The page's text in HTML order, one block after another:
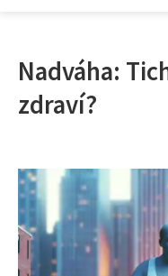
Nadváha:
zdraví?